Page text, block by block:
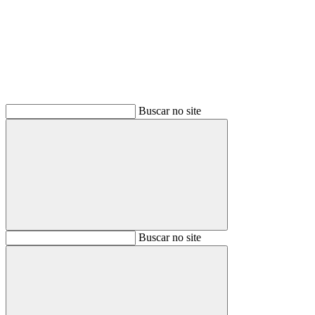
Buscar no site
BuscarBuscar no site